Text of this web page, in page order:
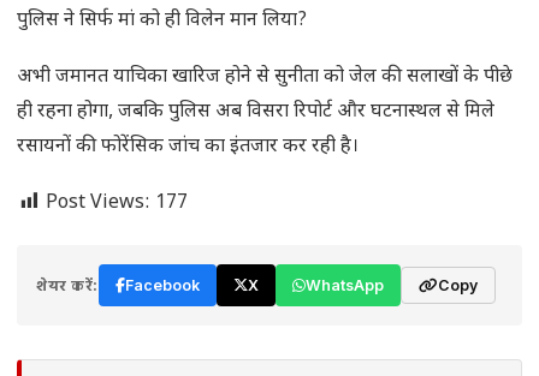
पुलिस ने सिर्फ मां को ही विलेन मान लिया?
अभी जमानत याचिका खारिज होने से सुनीता को जेल की सलाखों के पीछे
ही रहना होगा, जबकि पुलिस अब विसरा रिपोर्ट और घटनास्थल से मिले
रसायनों की फोरेंसिक जांच का इंतजार कर रही है।
Post Views: 177
शेयर करें: Facebook X WhatsApp Copy